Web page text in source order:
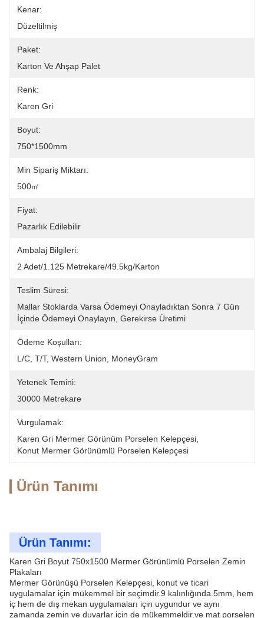
Kenar:
Düzeltilmiş
Paket:
Karton Ve Ahşap Palet
Renk:
Karen Gri
Boyut:
750*1500mm
Min Sipariş Miktarı:
500㎡
Fiyat:
Pazarlık Edilebilir
Ambalaj Bilgileri:
2 Adet/1.125 Metrekare/49.5kg/karton
Teslim Süresi:
Mallar Stoklarda Varsa Ödemeyi Onayladıktan Sonra 7 Gün
İçinde Ödemeyi Onaylayın, Gerekirse Üretimi
Ödeme Koşulları:
L/C, T/T, Western Union, MoneyGram
Yetenek Temini:
30000 Metrekare
Vurgulamak:
Karen Gri Mermer Görünüm Porselen Kelepçesi
Konut Mermer Görünümlü Porselen Kelepçesi
Ürün Tanımı
Ürün Tanımı:
Karen Gri Boyut 750x1500 Mermer Görünümlü Porselen Zemin
Plakaları
Mermer Görünüşü Porselen Kelepçesi, konut ve ticari
uygulamalar için mükemmel bir seçimdir.9 kalınlığında.5mm, hem
iç hem de dış mekan uygulamaları için uygundur ve aynı
zamanda zemin ve duvarlar için de mükemmeldir.ve mat porselen